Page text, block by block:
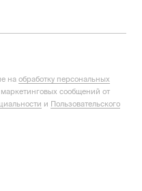
на обработку персональных
сообщений от
и Пользовательского